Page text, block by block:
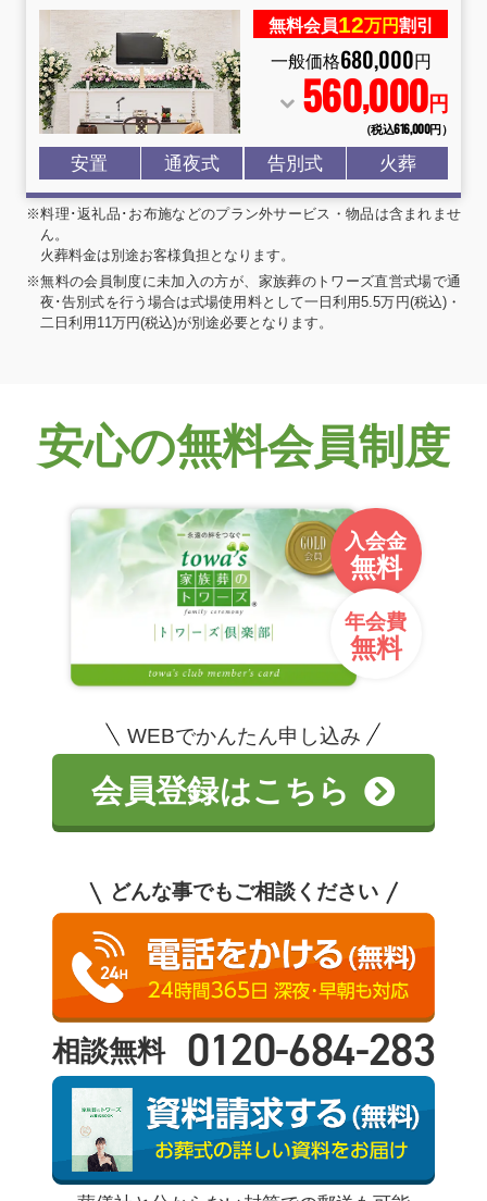
無料会員12万円割引
一般価格680,000円
560,000円
（税込616,000円）
安置 通夜式 告別式 火葬
※料理･返礼品･お布施などのプラン外サービス・物品は含まれませ
ん。
火葬料金は別途お客様負担となります。
※無料の会員制度に未加入の方が、家族葬のトワーズ直営式場で通
夜･告別式を行う場合は式場使用料として一日利用5.5万円(税込)・
二日利用11万円(税込)が別途必要となります。
安心の無料会員制度
入会金
無料
年会費
無料
WEBでかんたん申し込み
会員登録はこちら
どんな事でもご相談ください
相談無料 0120-684-283